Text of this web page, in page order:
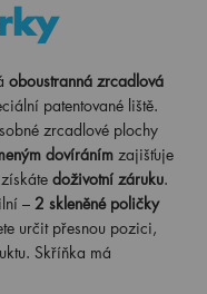
oboustranná zrcadlová
patentované liště.
zrcadlové plochy
dovíráním zajišťuje
doživotní záruku.
– 2 skleněné poličky
určit přesnou pozici,
Skříňka má